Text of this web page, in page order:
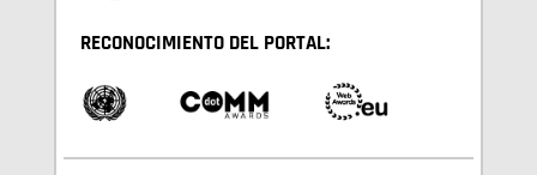
RECONOCIMIENTO DEL PORTAL: